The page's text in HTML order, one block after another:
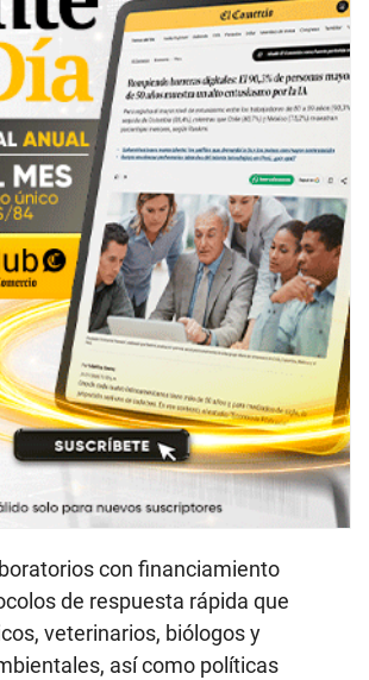
con financiamiento
de respuesta rápida que
veterinarios, biólogos y
así como políticas